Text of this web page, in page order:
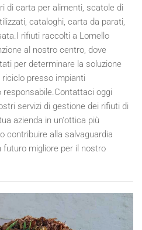
di carta per alimenti, scatole di
cataloghi, carta da parati,
rifiuti raccolti a Lomello
al nostro centro, dove
per determinare la soluzione
riciclo presso impianti
oggi
servizi di gestione dei rifiuti di
azienda in un'ottica più
contribuire alla salvaguardia
migliore per il nostro